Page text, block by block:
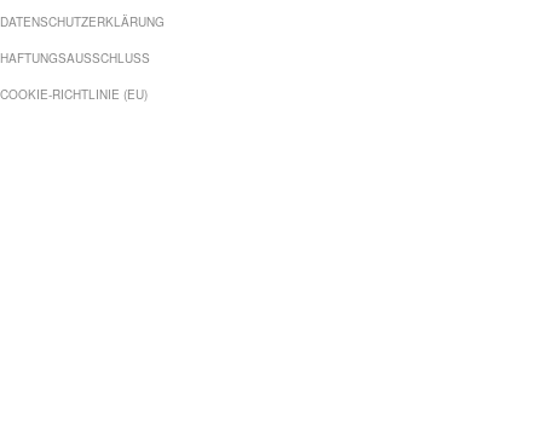
DATENSCHUTZERKLÄRUNG
HAFTUNGSAUSSCHLUSS
COOKIE-RICHTLINIE (EU)